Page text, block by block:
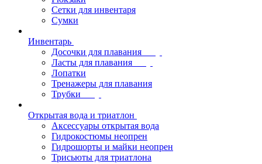
Сетки для инвентаря
Сумки
Инвентарь
Досочки для плавания
Ласты для плавания
Лопатки
Тренажеры для плавания
Трубки
Открытая вода и триатлон
Аксессуары открытая вода
Гидрокостюмы неопрен
Гидрошорты и майки неопрен
Трисьюты для триатлона